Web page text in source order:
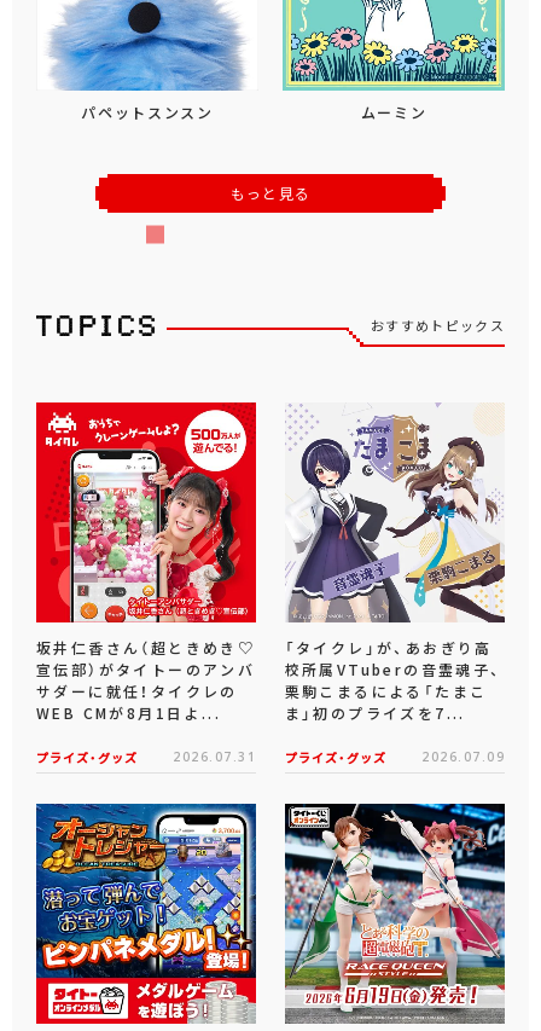
パペットスンスン ムーミン
もっと見る
おすすめトピックス
坂井仁香さん（超ときめき♡
宣伝部）がタイトーのアンバ
サダーに就任！タイクレの
WEB CMが8月1日よ...
プライズ・グッズ 2026.07.31
「タイクレ」が、あおぎり高
校所属VTuberの音霊魂子、
栗駒こまるによる「たまこ
ま」初のプライズを7...
プライズ・グッズ 2026.07.09